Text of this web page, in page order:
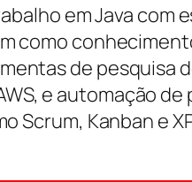
em Java com
como
de pesquisa
e automação
Kanban e